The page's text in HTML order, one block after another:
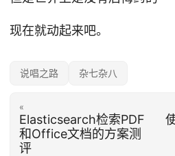
现在就动起来吧。
说唱之路 杂七杂八
«
Elasticsearch检索PDF
和Office文档的方案测
评